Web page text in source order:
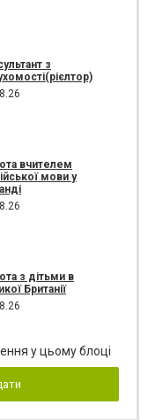
з
вчителем
мови у
з дітьми в
Британії
у цьому блоці